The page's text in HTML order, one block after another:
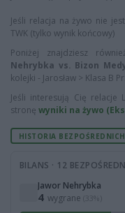
Jeśli relacja na żywo nie
TWK (tylko wynik końcowy)
Poniżej znajdziesz
Nehrybka vs. Bizon
kolejki - Jarosław > Klasa B
Jeśli interesują Cię relacje
stronę wyniki na żywo
HISTORIA
BILANS · 12
Jawor Nehrybka
4 wygrane (33%)